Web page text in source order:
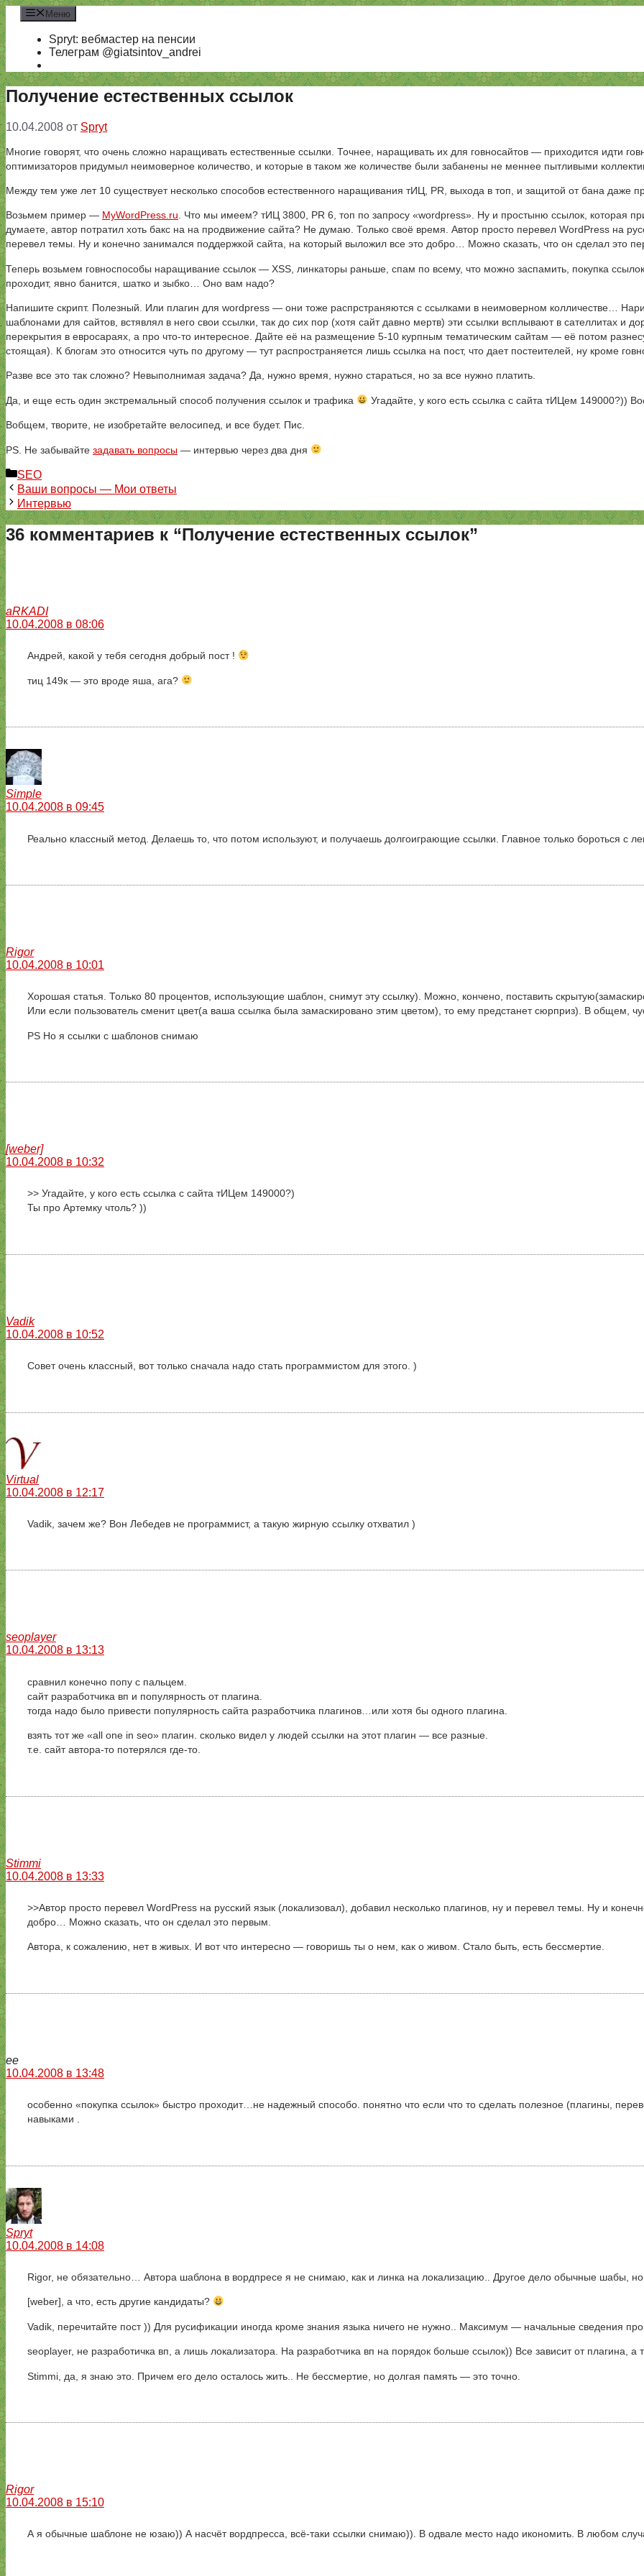
Перейти
к
содержимому
Меню
Spryt: вебмастер на пенсии
Телеграм @giatsintov_andrei
Получение естественных ссылок
10.04.2008 от Spryt
Многие говорят, что очень сложно наращивать естественные ссылки. Точнее, наращивать их для говносайтов — приходится идти
оптимизаторов придумыл неимоверное количество, и которые в таком же количестве были забанены не меннее пытливыми
Между тем уже лет 10 существует несколько способов естественного наращивания тИЦ, PR, выхода в топ, и защитой от бана
Возьмем пример — MyWordPress.ru. Что мы имеем? тИЦ 3800, PR 6, топ по запросу «wordpress». Ну и простыню ссылок, которая
думаете, автор потратил хоть бакс на на продвижение сайта? Не думаю. Только своё время. Автор просто перевел WordPress на
перевел темы. Ну и конечно занимался поддержкой сайта, на который выложил все это добро… Можно сказать, что он сделал это
Теперь возьмем говноспособы наращивание ссылок — XSS, линкаторы раньше, спам по всему, что можно заспамить, покупка
проходит, явно банится, шатко и зыбко… Оно вам надо?
Напишите скрипт. Полезный. Или плагин для wordpress — они тоже распрстраняются с ссылками в неимоверном колличестве…
шаблонами для сайтов, встявлял в него свои ссылки, так до сих пор (хотя сайт давно мертв) эти ссылки всплывают в сателлитах и
перекрытия в евросараях, а про что-то интересное. Дайте её на размещение 5-10 курпным тематическим сайтам — её потом
стоящая). К блогам это относится чуть по другому — тут распространяется лишь ссылка на пост, что дает постеителей, ну кроме
Разве все это так сложно? Невыполнимая задача? Да, нужно время, нужно стараться, но за все нужно платить.
Да, и еще есть один экстремальный способ получения ссылок и трафика Угадайте, у кого есть ссылка с сайта тИЦем 149000?))
Вобщем, творите, не изобретайте велосипед, и все будет. Пис.
PS. Не забывайте задавать вопросы — интервью через два дня
Рубрики
SEO
Ваши вопросы — Мои ответы
Интервью
36 комментариев к “Получение естественных ссылок”
aRKADI
10.04.2008 в 08:06
Андрей, какой у тебя сегодня добрый пост !
тиц 149к — это вроде яша, ага?
Simple
10.04.2008 в 09:45
Реально классный метод. Делаешь то, что потом используют, и получаешь долгоиграющие ссылки. Главное только бороться с
Rigor
10.04.2008 в 10:01
Хорошая статья. Только 80 процентов, использующие шаблон, снимут эту ссылку). Можно, кончено, поставить
Или если пользователь сменит цвет(а ваша ссылка была замаскировано этим цветом), то ему предстанет сюрприз). В общем,
PS Но я ссылки с шаблонов снимаю
[weber]
10.04.2008 в 10:32
>> Угадайте, у кого есть ссылка с сайта тИЦем 149000?)
Ты про Артемку чтоль? ))
Vadik
10.04.2008 в 10:52
Совет очень классный, вот только сначала надо стать программистом для этого. )
Virtual
10.04.2008 в 12:17
Vadik, зачем же? Вон Лебедев не программист, а такую жирную ссылку отхватил )
seoplayer
10.04.2008 в 13:13
сравнил конечно попу с пальцем.
сайт разработчика вп и популярность от плагина.
тогда надо было привести популярность сайта разработчика плагинов…или хотя бы одного плагина.
взять тот же «all one in seo» плагин. сколько видел у людей ссылки на этот плагин — все разные.
т.е. сайт автора-то потерялся где-то.
Stimmi
10.04.2008 в 13:33
>>Автор просто перевел WordPress на русский язык (локализовал), добавил несколько плагинов, ну и перевел темы. Ну и
добро… Можно сказать, что он сделал это первым.
Автора, к сожалению, нет в живых. И вот что интересно — говоришь ты о нем, как о живом. Стало быть, есть бессмертие.
ee
10.04.2008 в 13:48
особенно «покупка ссылок» быстро проходит…не надежный способо. понятно что если что то сделать полезное (плагины,
навыками .
Spryt
10.04.2008 в 14:08
Rigor, не обязательно… Автора шаблона в вордпресе я не снимаю, как и линка на локализацию.. Другое дело обычные шабы,
[weber], а что, есть другие кандидаты?
Vadik, перечитайте пост )) Для русификации иногда кроме знания языка ничего не нужно.. Максимум — начальные сведения
seoplayer, не разработичка вп, а лишь локализатора. На разработчика вп на порядок больше ссылок)) Все зависит от плагина,
Stimmi, да, я знаю это. Причем его дело осталось жить.. Не бессмертие, но долгая память — это точно.
Rigor
10.04.2008 в 15:10
А я обычные шаблоне не юзаю)) А насчёт вордпресса, всё-таки ссылки снимаю)). В одвале место надо икономить. В любом